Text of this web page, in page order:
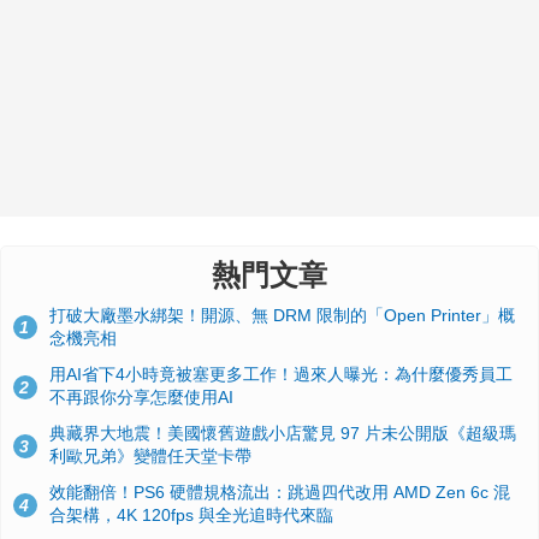
熱門文章
1
打破大廠墨水綁架！開源、無 DRM 限制的「Open Printer」概
念機亮相
2
用AI省下4小時竟被塞更多工作！過來人曝光：為什麼優秀員工
不再跟你分享怎麼使用AI
3
典藏界大地震！美國懷舊遊戲小店驚見 97 片未公開版《超級瑪
利歐兄弟》變體任天堂卡帶
4
效能翻倍！PS6 硬體規格流出：跳過四代改用 AMD Zen 6c 混
合架構，4K 120fps 與全光追時代來臨